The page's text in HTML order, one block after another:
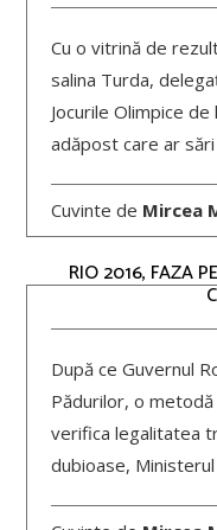
Cu o vitrină de
salina Turda,
Jocurile Olimpice
adăpost care ar
Cuvinte de Mircea
RIO 2016, FAZA
După ce Guvernul
Pădurilor, o
verifica legalitatea
dubioase,